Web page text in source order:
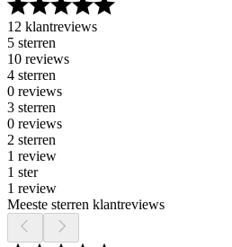
12 klantreviews
5 sterren
10 reviews
4 sterren
0 reviews
3 sterren
0 reviews
2 sterren
1 review
1 ster
1 review
Meeste sterren klantreviews